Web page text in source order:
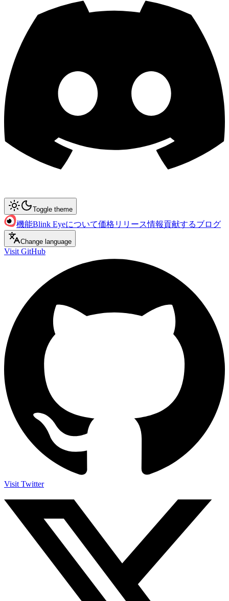
Toggle theme
機能Blink Eyeについて価格 リリース情報貢献するブログ
Change language
Visit GitHub
Visit Twitter